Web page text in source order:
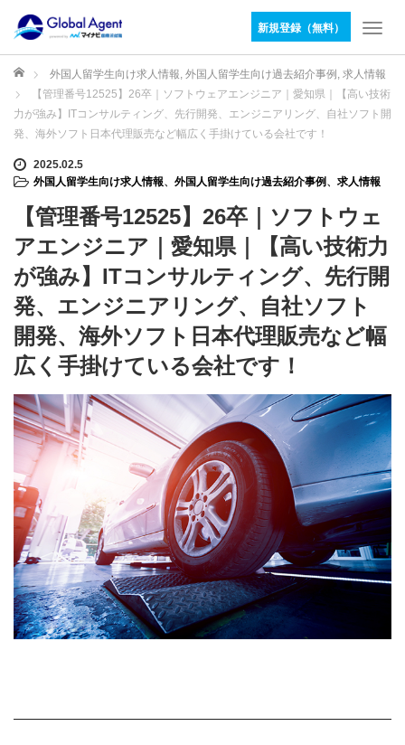
新規登録（無料）
T
g
g
l
v
g
a
t
i
ホーム 外国人留学生向け求人情報, 外国人留学生向け過去紹介事例 , 求人情報
【管理番号12525】26卒｜ソフトウェアエンジニア｜愛知県｜【高い技術
力が強み】ITコンサルティング、先行開発、エンジニアリング、自社ソフト開
発、海外ソフト日本代理販売など幅広く手掛けている会社です！
2025.02.5
外国人留学生向け求人情報、 外国人留学生向け過去紹介事例 、 求人情報
【管理番号12525】26卒｜ソフトウェ
アエンジニア｜愛知県｜【高い技術力
が強み】ITコンサルティング、先行開
発、エンジニアリング、自社ソフト
開発、海外ソフト日本代理販売など幅
広く手掛けている会社です！